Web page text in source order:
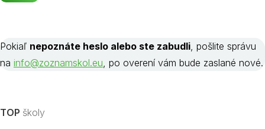
Pokiaľ nepoznáte heslo alebo ste zabudli, pošlite správu
na info@zoznamskol.eu, po overení vám bude zaslané nové.
TOP školy